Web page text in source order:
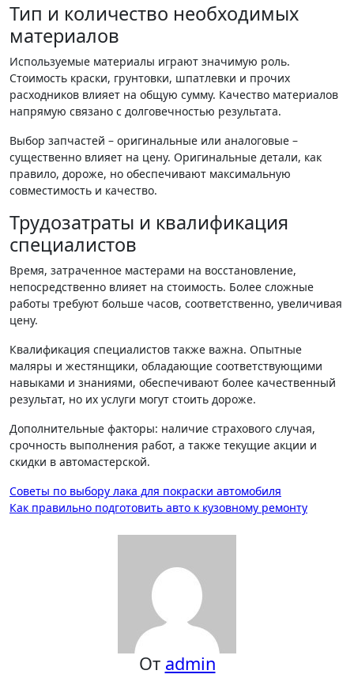
Тип и количество необходимых
материалов
Используемые материалы играют значимую роль.
Стоимость краски, грунтовки, шпатлевки и прочих
расходников влияет на общую сумму. Качество материалов
напрямую связано с долговечностью результата.
Выбор запчастей – оригинальные или аналоговые –
существенно влияет на цену. Оригинальные детали, как
правило, дороже, но обеспечивают максимальную
совместимость и качество.
Трудозатраты и квалификация
специалистов
Время, затраченное мастерами на восстановление,
непосредственно влияет на стоимость. Более сложные
работы требуют больше часов, соответственно, увеличивая
цену.
Квалификация специалистов также важна. Опытные
маляры и жестянщики, обладающие соответствующими
навыками и знаниями, обеспечивают более качественный
результат, но их услуги могут стоить дороже.
Дополнительные факторы: наличие страхового случая,
срочность выполнения работ, а также текущие акции и
скидки в автомастерской.
Навигация
по
Советы по выбору лака для покраски автомобиля
Как правильно подготовить авто к кузовному ремонту
От admin